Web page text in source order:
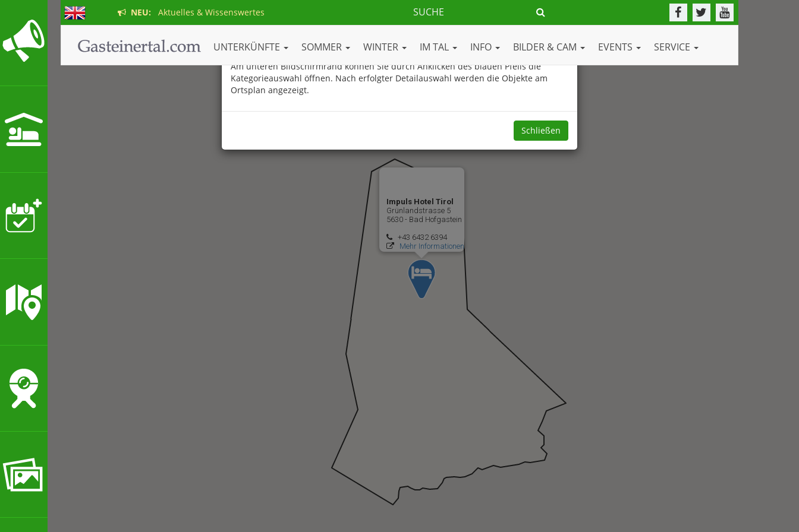
NEU: Aktuelles & Wissenswertes
UNTERKÜNFTE SOMMER WINTER IM TAL INFO BILDER & CAM EVENTS SERVICE
Impuls Hotel Tirol
Grünlandstrasse 5
5630 - Bad Hofgastein
+43 6432 6394
Mehr Informationen
Am unteren Bildschirmrand können Sie durch Anklicken des blauen Pfeils die
Kategorieauswahl öffnen. Nach erfolgter Detailauswahl werden die Objekte am
Ortsplan angezeigt.
Schließen